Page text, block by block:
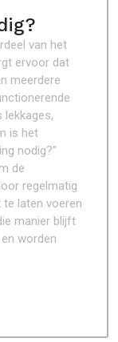
van het
ervoor dat
meerdere
is het
nodig?”
de
regelmatig
te laten voeren
manier blijft
worden